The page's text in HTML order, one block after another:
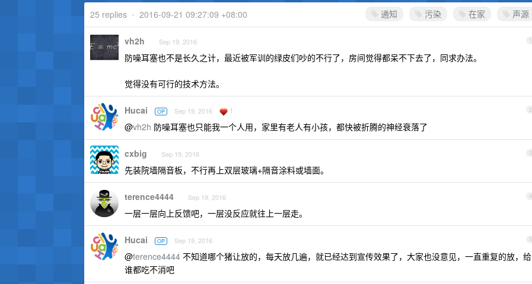
通知 污染 在家 声源
25 replies • 2016-09-21 09:27:09 +08:00
1
vh2h Sep 19, 2016
防噪耳塞也不是长久之计，最近被军训的绿皮们吵的不行了，房间觉得都呆不下去了，同求办法。
觉得没有可行的技术方法。
2
Hucai OP Sep 19, 2016 1
@vh2h 防噪耳塞也只能我一个人用，家里有老人有小孩，都快被折腾的神经衰落了
3
cxbig Sep 19, 2016
先装院墙隔音板，不行再上双层玻璃+隔音涂料或墙面。
4
terence4444 Sep 19, 2016
一层一层向上反馈吧，一层没反应就往上一层走。
5
Hucai OP Sep 19, 2016
@terence4444 不知道哪个猪让放的，每天放几遍，就已经达到宣传效果了，大家也没意见，一直重复的放，给
谁都吃不消吧